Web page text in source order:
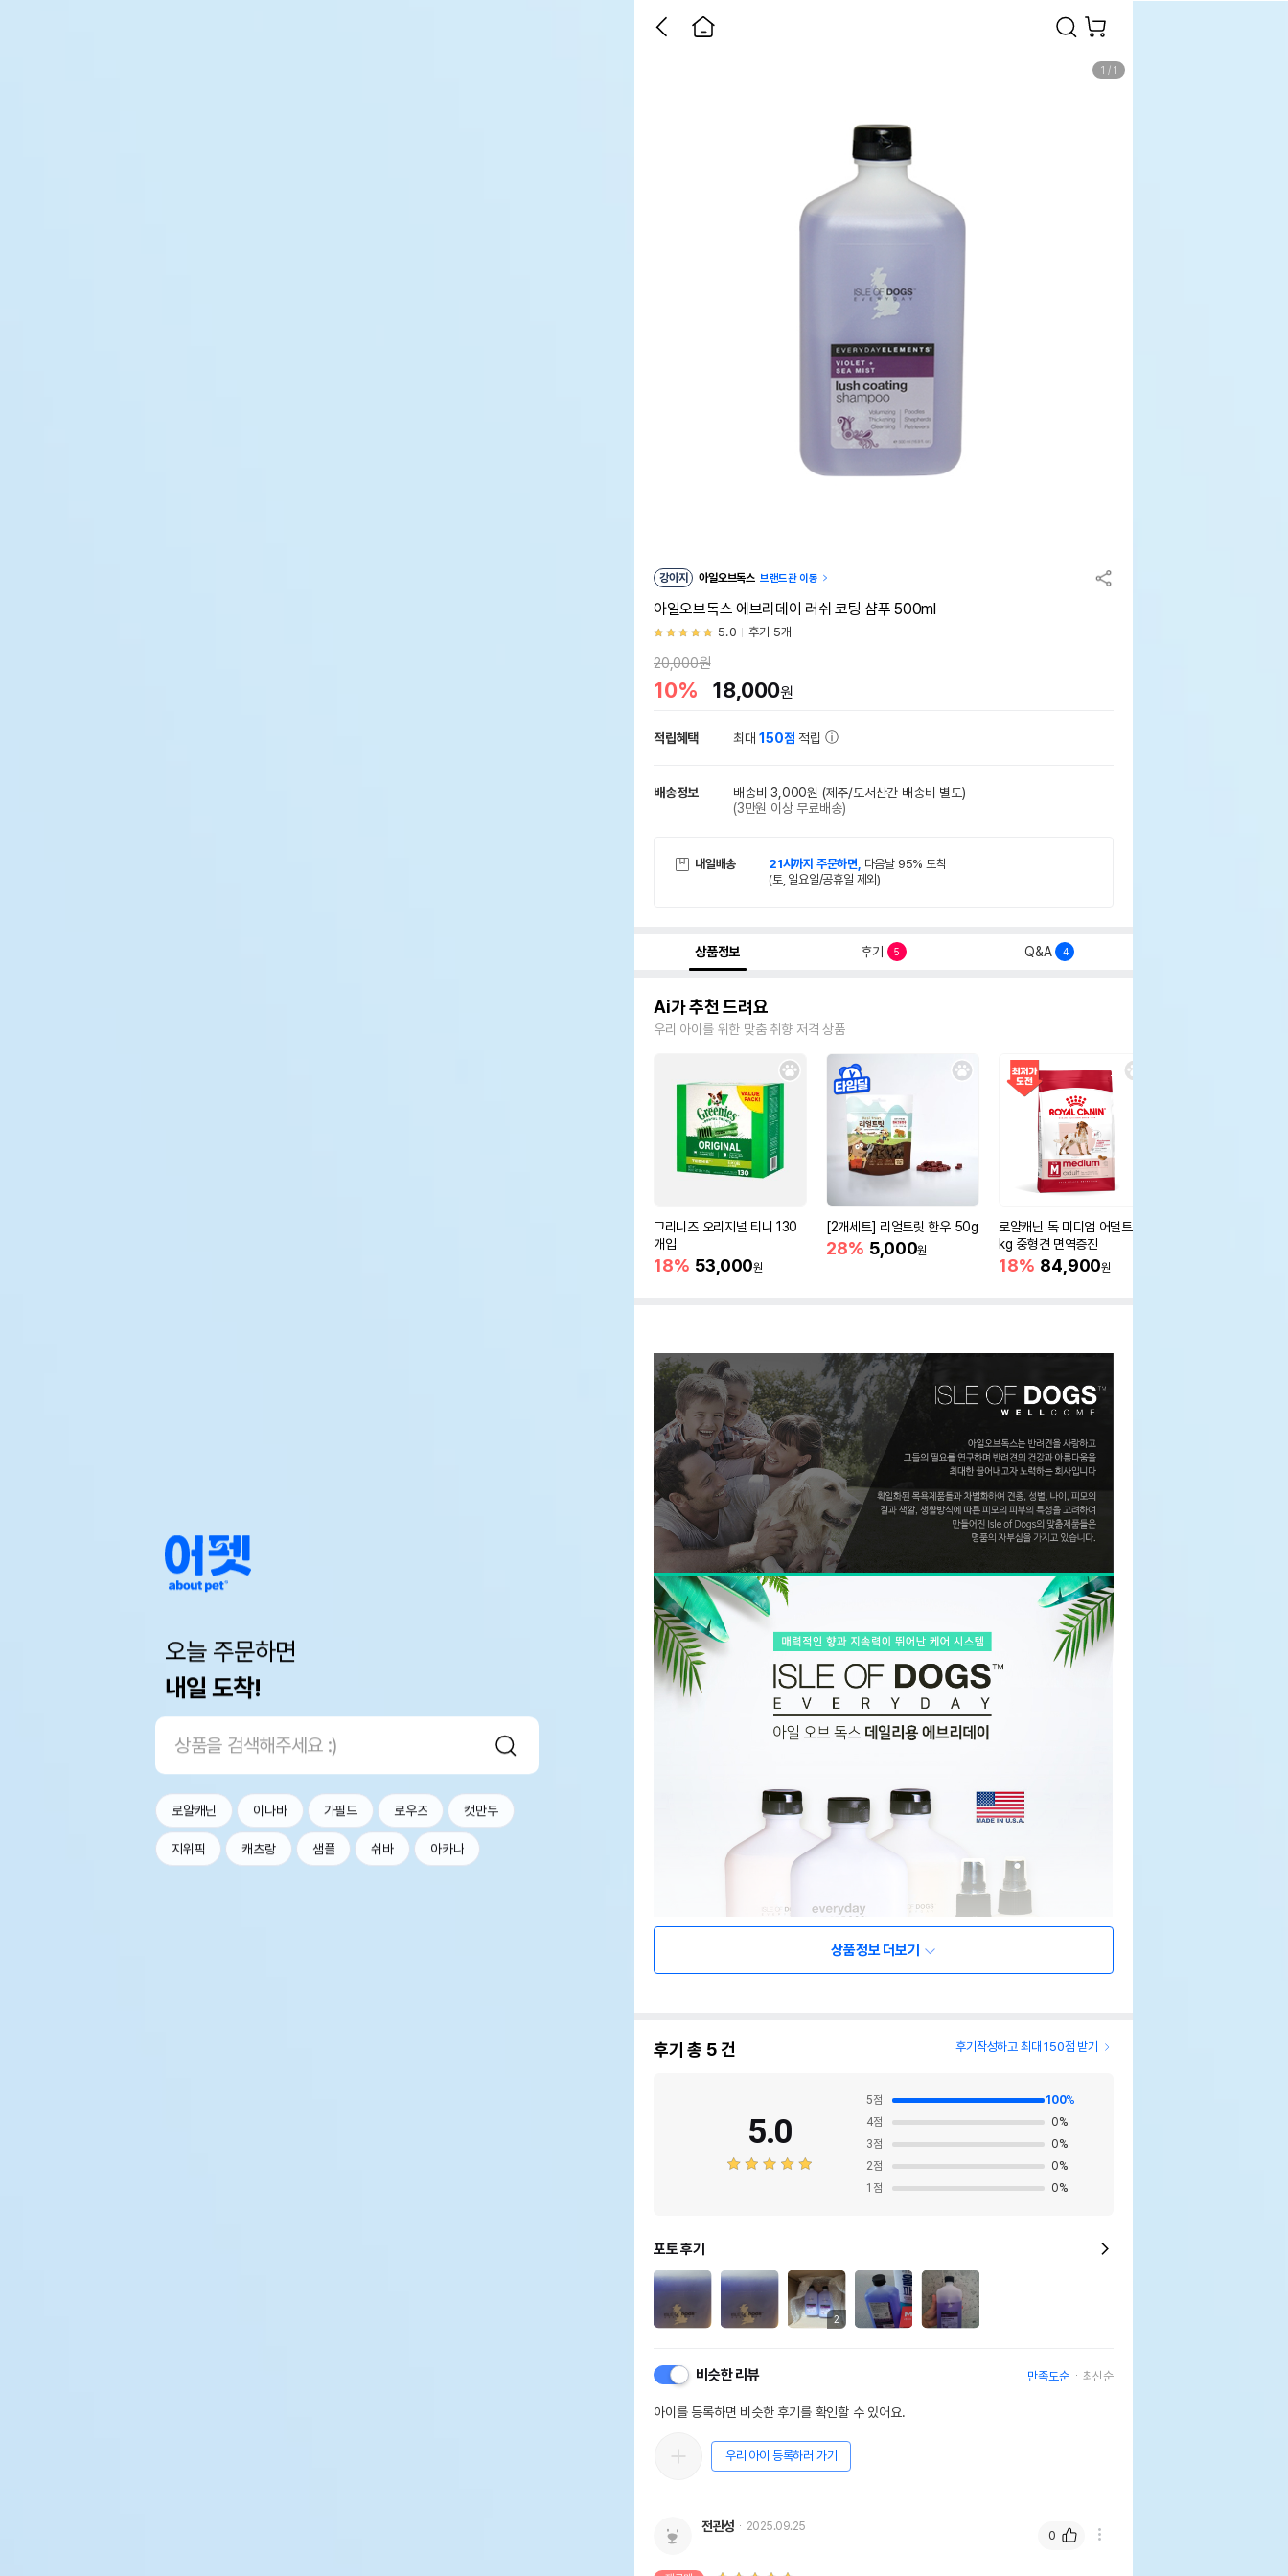
오늘 주문하면
내일 도착!
로얄캐닌 이나바 가필드 로우즈 캣만두
지위픽 캐츠랑 샘플 쉬바 아카나
1 / 1
강아지 아일오브독스 브랜드관 이동
아일오브독스 에브리데이 러쉬 코팅 샴푸 500ml
5.0 후기 5개
20,000원
10% 18,000원
적립혜택 최대150점 적립
배송정보 배송비 3,000원 (제주/도서산간 배송비 별도)
(3만원 이상 무료배송)
내일배송 21시까지 주문하면, 다음날 95% 도착
(토, 일요일/공휴일 제외)
상품정보 후기 5 Q&A 4
Ai가 추천 드려요
우리 아이를 위한 맞춤 취향 저격 상품
그리니즈 오리지널 티니 130
개입
18% 53,000원
[2개세트] 리얼트릿 한우 50g
28% 5,000원
로얄캐닌 독 미디엄 어덜트 10
kg 중형견 면역증진
18% 84,900원
상품정보 더보기
후기 총 5건 후기작성하고 최대 150점 받기
5.0
5점 100%
4점 0%
3점 0%
2점 0%
1 점 0%
포토 후기
2
비슷한 리뷰 만족도순 최신순
아이를 등록하면 비슷한 후기를 확인할 수 있어요.
우리 아이 등록하러 가기
전관성 2025.09.25
0